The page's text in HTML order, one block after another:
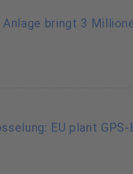
bringt 3
EU plant